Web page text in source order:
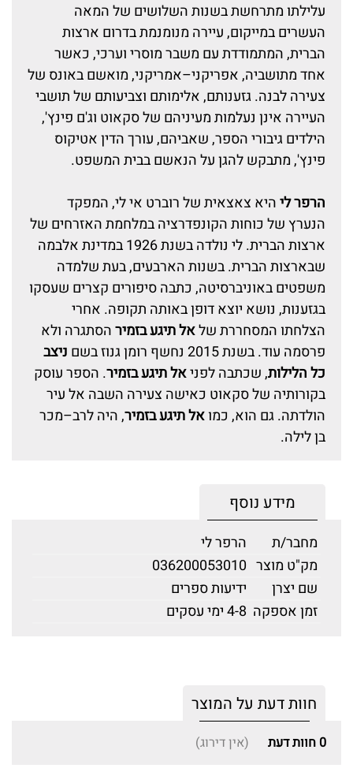
עלילתו מתרחשת בשנות השלושים של המאה
העשרים במייקום, עיירה מנומנמת בדרום ארצות
הברית, המתמודדת עם משבר מוסרי וערכי, כאשר
אחד מתושביה, אפריקני–אמריקני, מואשם באונס של
צעירה לבנה. גזענותם, אלימותם וצביעותם של תושבי
העיירה אינן נעלמות מעיניהם של סקאוט וג'ם פינץ',
הילדים גיבורי הספר, שאביהם, עורך הדין אטיקוס
פינץ', מתבקש להגן על הנאשם בבית המשפט.
הרפר ליהיא צאצאית של רוברט אי לי, המפקד
הנערץ של כוחות הקונפדרציה במלחמת האזרחים של
ארצות הברית. לי נולדה בשנת 1926 במדינת אלבמה
שבארצות הברית. בשנות הארבעים, בעת שלמדה
משפטים באוניברסיטה, כתבה סיפורים קצרים שעסקו
בגזענות, נושא יוצא דופן באותה תקופה. אחרי
הצלחתו המסחררת שלאל תיגע בזמירהסתגרה ולא
פרסמה עוד. בשנת 2015 נחשף רומן גנוז בשם
ניצב
כל הלילות, שכתבה לפניאל תיגע בזמיר. הספר עוסק
בקורותיה של סקאוט כאישה צעירה השבה אל עיר
הולדתה. גם הוא, כמואל תיגע בזמיר, היה לרב–מכר
בן לילה.
מידע נוסף
מחבר/ת
הרפר לי
מק"ט מוצר 036200053010
שם יצרן
ידיעות ספרים
זמן אספקה 4-8 ימי עסקים
חוות דעת על המוצר
0 חוות דעת (אין דירוג)